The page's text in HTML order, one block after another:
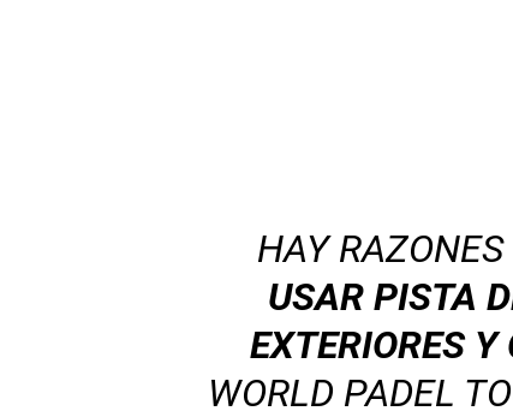
HAY
USAR PISTA
EXTERIORES Y
WORLD PADEL